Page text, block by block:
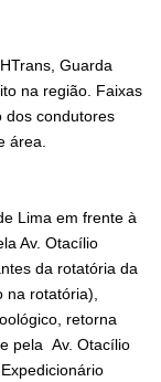
Guarda
na região. Faixas
dos condutores
área.
Lima em frente à
Av. Otacílio
da rotatória da
na rotatória),
retorna
pela Av. Otacílio